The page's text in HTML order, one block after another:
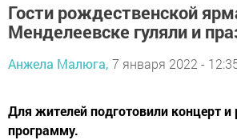
Гости рождественской
Менделеевске гуляли и
Анжела Малюга, 7 января 2022 -
Для жителей подготовили концерт и
программу.